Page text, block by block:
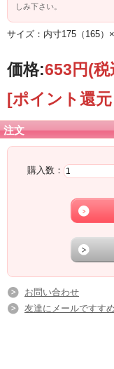
しみ下さい。
サイズ：内寸175（165）
価格:653円(税
[ポイント還
注文
購入数：
お問い合わせ
友達にメールですす